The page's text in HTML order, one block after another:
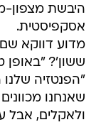
היבשת
אסקפיסטית.
מדוע דווקא
ששון'? "באופן
"הפנטזיה
שאנחנו
ולאקלים, אבל